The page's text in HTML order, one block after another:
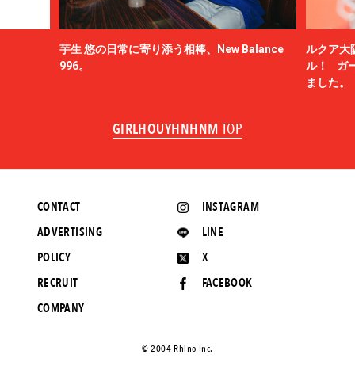
芋生 悠の日常に寄り添う相棒、New Balance
996。
ルクア大
ル！ ガ
ました。
GIRLHOUYHNHNM TOP
INSTAGRAM
LINE
X
FACEBOOK
CONTACT
ADVERTISING
POLICY
RECRUIT
COMPANY
©️ 2004 Rhino Inc.